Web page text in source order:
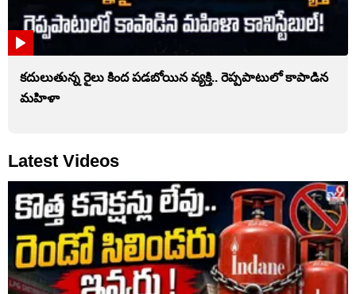
కదులుతున్న రైలు కింద పడబోయిన వ్యక్తి.. రెప్పపాటులో కాపాడిన
మహిళా
Latest Videos